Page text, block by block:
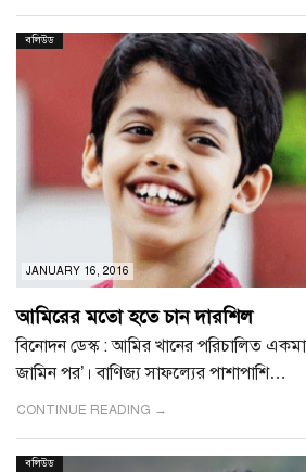
JANUARY 16, 2016
বলিউড
আমিরের মতো হতে চান দারশিল
বিনোদন ডেস্ক : আমির খানের পরিচালিত
জামিন পর’। বাণিজ্য সাফল্যের পাশাপাশি…
CONTINUE READING →
বলিউড